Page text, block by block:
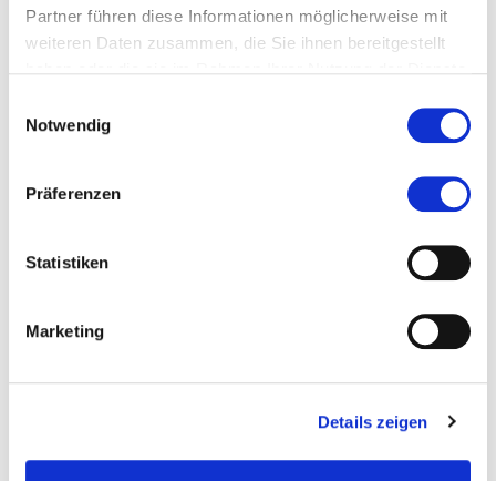
Partner führen diese Informationen möglicherweise mit
weiteren Daten zusammen, die Sie ihnen bereitgestellt
Notwendig
Präferenzen
Statistiken
Marketing
Details zeigen
Dr. Thomas Heimsch, Fachgebiet Mathematik und
Statistik
Gestalten und Moderieren
, Fachgebiet Evidenzbasierte
Konzepte erstellen
Anita Wymann
Rolf Zemp, Fachgebiet Personalmanagement